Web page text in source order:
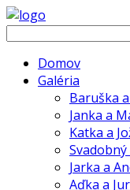
Domov
Galéria
Baruška
Janka a
Katka a
Jarka a
Aďka a